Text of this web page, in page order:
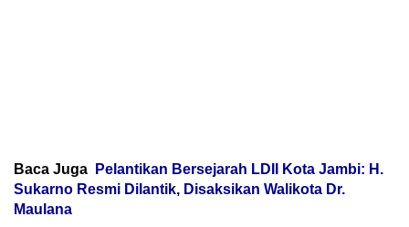
Baca Juga
Pelantikan Bersejarah LDII Kota Jambi: H.
Sukarno Resmi Dilantik, Disaksikan Walikota Dr.
Maulana